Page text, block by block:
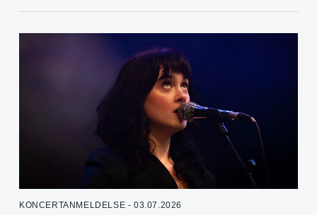
KONCERTANMELDELSE - 03.07.2026